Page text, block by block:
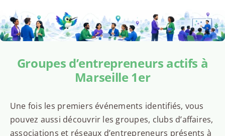
Groupes d’entrepreneurs actifs à
Marseille 1er
Une fois les premiers événements identifiés, vous
pouvez aussi découvrir les groupes, clubs d’affaires,
associations et réseaux d’entrepreneurs présents à